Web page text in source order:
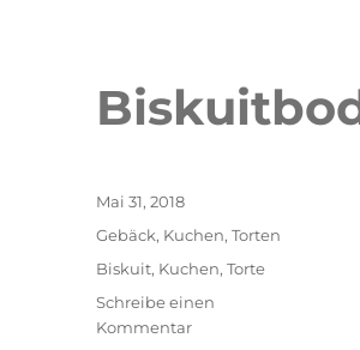
Veröffentlicht
am
Mai 31, 2018
Kategorien
Gebäck, Kuchen,Torten
Schlagwörter
Biskuit, Kuchen,Torte
Schreibe einen
Kommentarzu